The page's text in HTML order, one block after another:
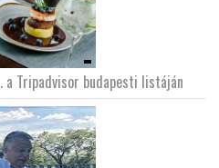
Tripadvisor budapesti listáján